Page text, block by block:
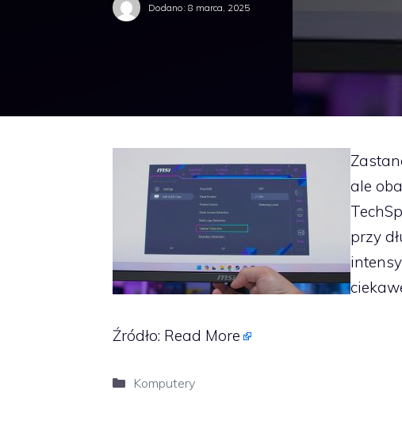
Dodano: 8 marca, 2025
ale
przy
Źródło: Read More
Kategorie
Komputery